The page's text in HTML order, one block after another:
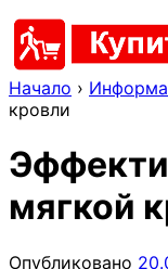
Начало ›
кровли
мягкой
Опубликовано